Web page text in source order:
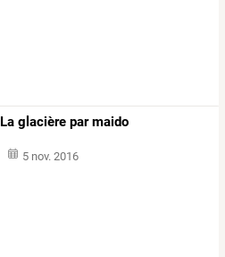
La glacière par maido
5 nov. 2016